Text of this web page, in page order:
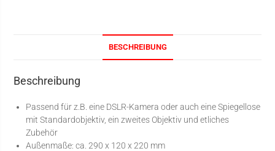
BESCHREIBUNG
Beschreibung
Passend für z.B. eine DSLR-Kamera oder auch eine Spiegellose
mit Standardobjektiv, ein zweites Objektiv und etliches
Zubehör
Außenmaße: ca. 290 x 120 x 220 mm